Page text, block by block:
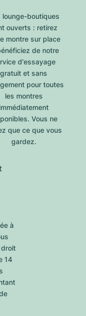
lounge-boutiques
ouverts : retirez
montre sur place
de notre
d'essayage
gratuit et sans
pour toutes
les montres
immédiatement
Vous ne
que ce que vous
gardez.
à
14